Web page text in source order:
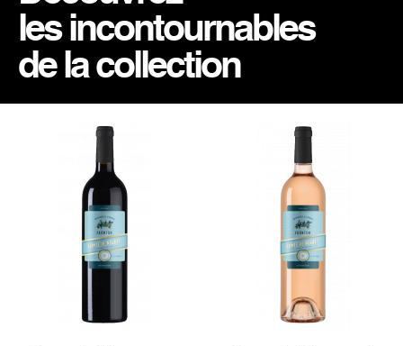
les incontournables
de la collection